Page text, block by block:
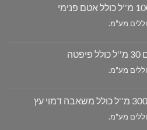
מע"מ.
מע"מ.
מע"מ.